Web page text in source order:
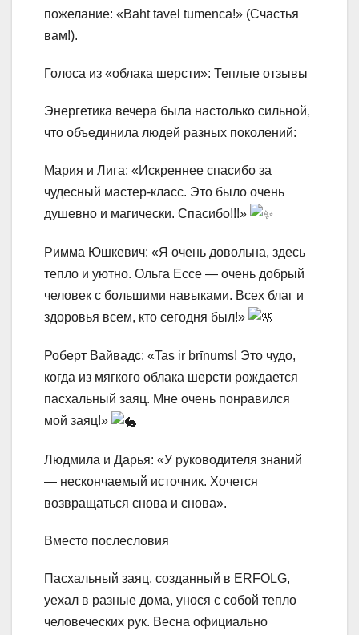
пожелание: «Baht tavēl tumenca!» (Счастья
вам!).
Голоса из «облака шерсти»: Теплые отзывы
Энергетика вечера была настолько сильной,
что объединила людей разных поколений:
Мария и Лига: «Искреннее спасибо за
чудесный мастер-класс. Это было очень
душевно и магически. Спасибо!!!»
Римма Юшкевич: «Я очень довольна, здесь
тепло и уютно. Ольга Ессе — очень добрый
человек с большими навыками. Всех благ и
здоровья всем, кто сегодня был!»
Роберт Вайвадс: «Tas ir brīnums! Это чудо,
когда из мягкого облака шерсти рождается
пасхальный заяц. Мне очень понравился
мой заяц!»
Людмила и Дарья: «У руководителя знаний
— нескончаемый источник. Хочется
возвращаться снова и снова».
Вместо послесловия
Пасхальный заяц, созданный в ERFOLG,
уехал в разные дома, унося с собой тепло
человеческих рук. Весна официально